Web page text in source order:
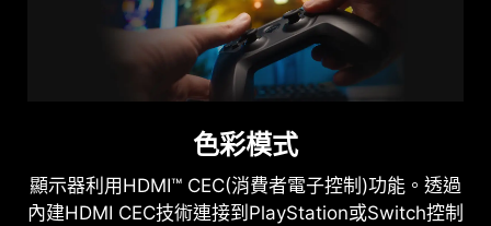
色彩模式
顯示器利用HDMI™ CEC(消費者電子控制)功能。透過
內建HDMI CEC技術連接到PlayStation或Switch控制